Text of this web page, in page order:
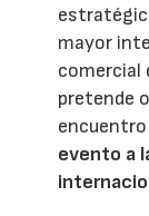
mayor
comercial
pretende
evento a